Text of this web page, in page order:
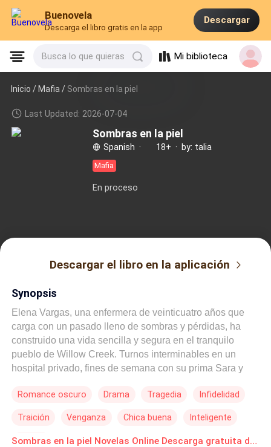
Buenovela
Descarga el libro gratis en la app
Descargar
Busca lo que quieras Mi biblioteca
Inicio /Mafia / Sombras en la piel
Last Updated: 2026-07-04
Sombras en la piel
Spanish · 18+ · by: talia
Mafia
En proceso
Descargar el libro en la aplicación
Synopsis
Elena Vargas, una enfermera de veinticuatro años que
carga con un pasado lleno de sombras y pérdidas, ha
construido una vida sencilla y segura en el tranquilo
pueblo de Willow Creek. Turnos interminables en un
hospital privado, fines de semana con su prima Sara y
peligrosa. Hasta la noche en que un hombre herido de
atienda. No da nombre, no da explicaciones, pero su
mirada gris y su presencia imponente despiertan en
Romance oscuro Drama Tragedia Infidelidad
Traición Venganza Chica buena Inteligente
Celoso Sombras en la piel Novelas Online Descarga gratuita de PDF